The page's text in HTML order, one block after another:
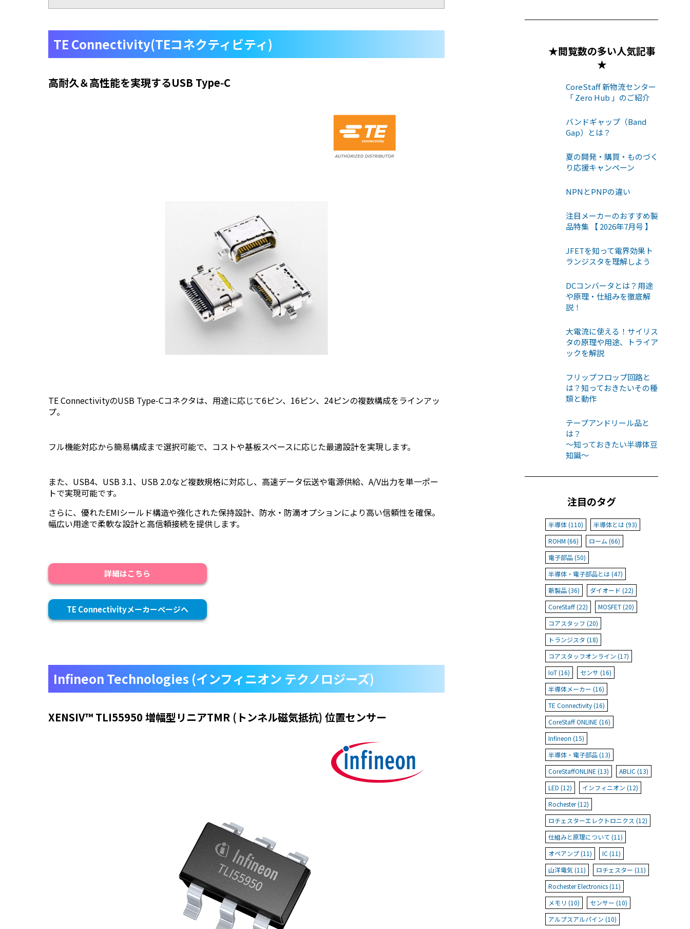
TE Connectivity(TEコネクティビティ)
高耐久＆高性能を実現するUSB Type‑C
TE ConnectivityのUSB Type‑Cコネクタは、用途に応じて6ピン、16ピン、24ピンの複数構成をラインアッ
プ。
フル機能対応から簡易構成まで選択可能で、コストや基板スペースに応じた最適設計を実現します。
また、USB4、USB 3.1、USB 2.0など複数規格に対応し、高速データ伝送や電源供給、A/V出力を単一ポー
トで実現可能です。
さらに、優れたEMIシールド構造や強化された保持設計、防水・防滴オプションにより高い信頼性を確保。
幅広い用途で柔軟な設計と高信頼接続を提供します。
詳細はこちら
TE Connectivityメーカーページへ
Infineon Technologies (インフィニオン テクノロジーズ)
XENSIV™ TLI55950 増幅型リニアTMR (トンネル磁気抵抗) 位置センサー
★閲覧数の多い人気記事
★
CoreStaff 新物流センター
「 Zero Hub 」のご紹介
バンドギャップ（Band
Gap）とは？
夏の開発・購買・ものづく
り応援キャンペーン
NPNとPNPの違い
注目メーカーのおすすめ製
品特集 【 2026年7月号 】
JFETを知って電界効果ト
ランジスタを理解しよう
DCコンバータとは？用途
や原理・仕組みを徹底解
説！
大電流に使える！サイリス
タの原理や用途、トライア
ックを解説
フリップフロップ回路と
は？知っておきたいその種
類と動作
テープアンドリール品と
は？
〜知っておきたい半導体豆
知識〜
注目のタグ
半導体 (110)
半導体とは (93)
ROHM (66)
ローム (66)
電子部品 (50)
半導体・電子部品とは (47)
新製品 (36)
ダイオード (22)
CoreStaff (22)
MOSFET (20)
コアスタッフ (20)
トランジスタ (18)
コアスタッフオンライン (17)
IoT (16)
センサ (16)
半導体メーカー (16)
TE Connectivity (16)
CoreStaff ONLINE (16)
Infineon (15)
半導体・電子部品 (13)
CoreStaffONLINE (13)
ABLIC (13)
LED (12)
インフィニオン (12)
Rochester (12)
ロチェスターエレクトロニクス (12)
仕組みと原理について (11)
オペアンプ (11)
IC (11)
山洋電気 (11)
ロチェスター (11)
Rochester Electronics (11)
メモリ (10)
センサー (10)
アルプスアルパイン (10)